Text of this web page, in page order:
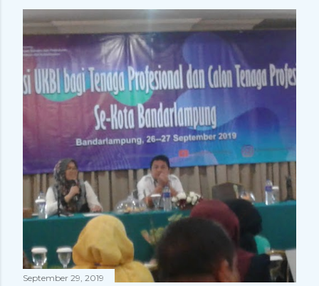
s
t
i
n
g
a
n
September 29, 2019